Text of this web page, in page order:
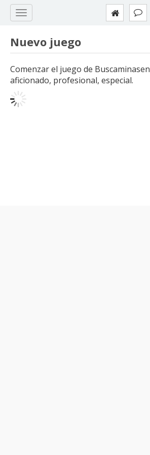
Nuevo juego
Comenzar el juego de
aficionado, profesional, especial.